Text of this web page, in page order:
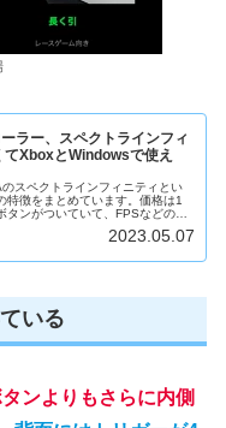
ラー、スペクトラインフィ
てXboxとWindowsで使え
スペクトラインフィニティとい
特徴をまとめています。価格は1
タンがついていて、FPSなどのゲ
2023.05.07
いる
ンよりもさらに内側